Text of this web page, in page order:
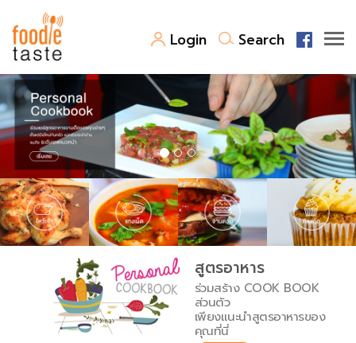
Login Search
สูตรอาหาร
สูตรอาหารล่าสุด
Top Foodie
พาไปชิม
สารพันก้นครัว
เคล็ดลับน่ารู้
เปรียบเทียบหน่วยการตวง
เปรียบเทียบอุณหภูมิ
เปรียบเทียบน้ำหนักวัตถุดิบ
FoodPedia
สร้าง Cookbook
สูตรอาหาร
ร่วมสร้าง COOK BOOK
ส่วนตัว
เพียงแนะนำสูตรอาหารของ
คุณที่นี่